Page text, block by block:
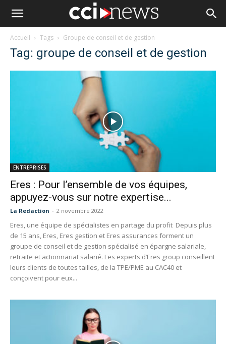
Accueil Tags Groupe de conseil et de gestion
Tag: groupe de conseil et de gestion
ENTREPRISES
Eres : Pour l’ensemble de vos équipes,
appuyez-vous sur notre expertise...
La Redaction - 2 novembre 2022
Eres, une équipe de spécialistes en partage du profit Depuis plus
de 15 ans, Eres, Eres gestion et Eres assurances forment un
groupe de conseil et de gestion spécialisé en épargne salariale,
retraite et actionnariat salarié. Les experts d’Eres group conseillent
leurs clients de toutes tailles, de la TPE/PME au CAC40 et
conçoivent pour eux...